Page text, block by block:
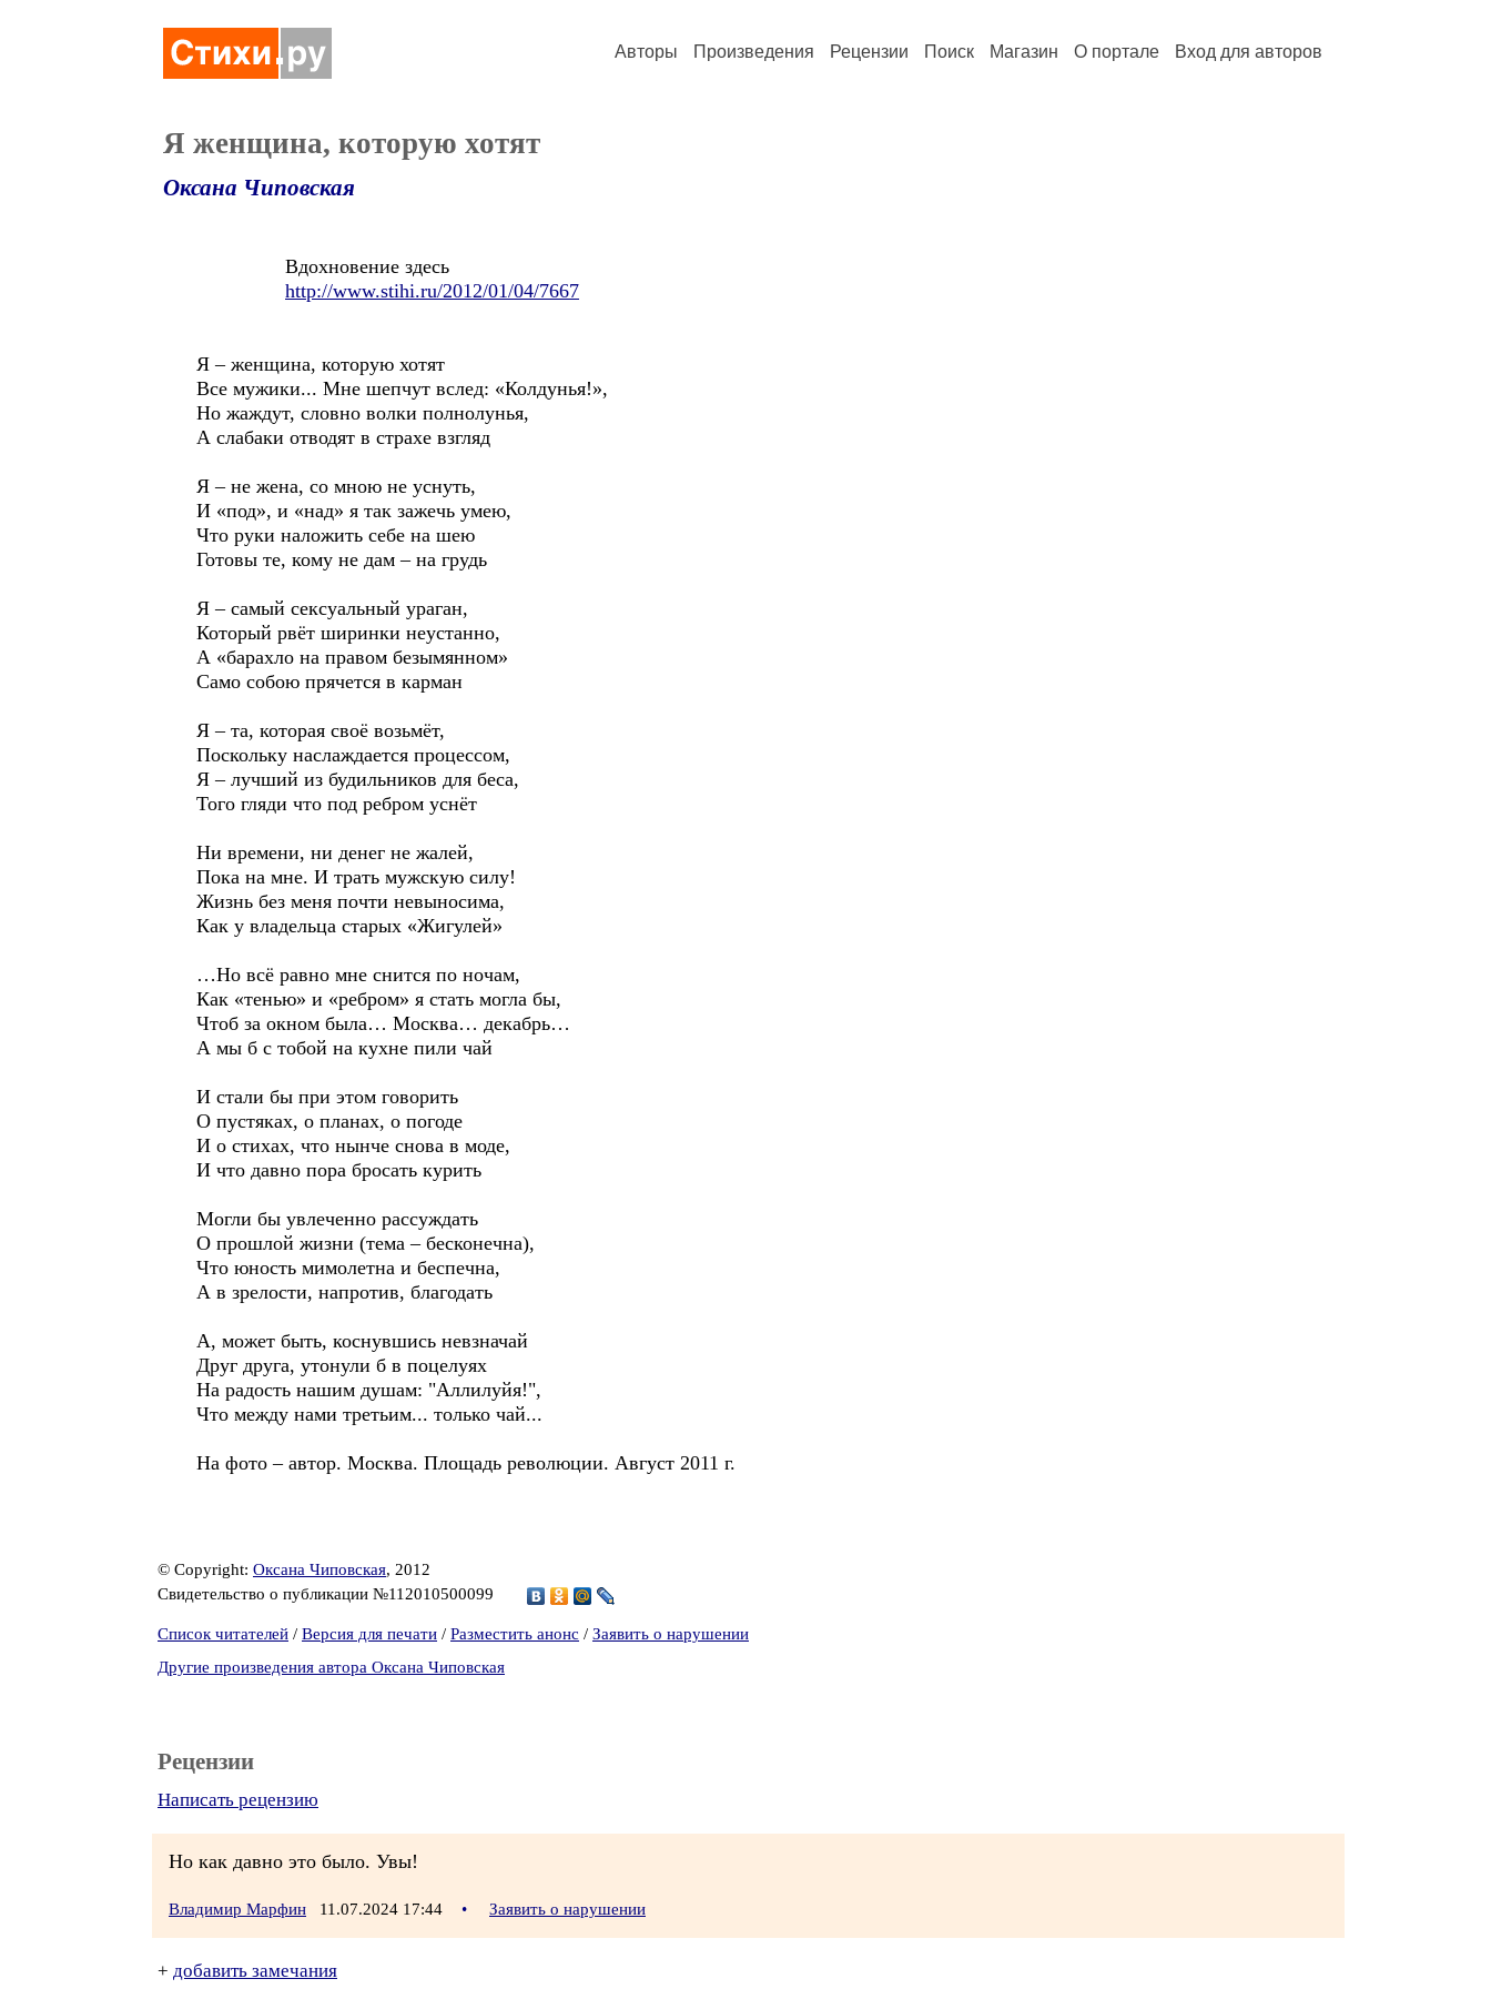
Авторы Произведения Рецензии Поиск Магазин О портале Вход для авторов
Я женщина, которую хотят
Оксана Чиповская
Вдохновение здесь
http://www.stihi.ru/2012/01/04/7667
Я – женщина, которую хотят
Все мужики... Мне шепчут вслед: «Колдунья!»,
Но жаждут, словно волки полнолунья,
А слабаки отводят в страхе взгляд
Я – не жена, со мною не уснуть,
И «под», и «над» я так зажечь умею,
Что руки наложить себе на шею
Готовы те, кому не дам – на грудь
Я – самый сексуальный ураган,
Который рвёт ширинки неустанно,
А «барахло на правом безымянном»
Само собою прячется в карман
Я – та, которая своё возьмёт,
Поскольку наслаждается процессом,
Я – лучший из будильников для беса,
Того гляди что под ребром уснёт
Ни времени, ни денег не жалей,
Пока на мне. И трать мужскую силу!
Жизнь без меня почти невыносима,
Как у владельца старых «Жигулей»
…Но всё равно мне снится по ночам,
Как «тенью» и «ребром» я стать могла бы,
Чтоб за окном была… Москва… декабрь…
А мы б с тобой на кухне пили чай
И стали бы при этом говорить
О пустяках, о планах, о погоде
И о стихах, что нынче снова в моде,
И что давно пора бросать курить
Могли бы увлеченно рассуждать
О прошлой жизни (тема – бесконечна),
Что юность мимолетна и беспечна,
А в зрелости, напротив, благодать
А, может быть, коснувшись невзначай
Друг друга, утонули б в поцелуях
На радость нашим душам: "Аллилуйя!",
Что между нами третьим... только чай...
На фото – автор. Москва. Площадь революции. Август 2011 г.
© Copyright: Оксана Чиповская, 2012
Свидетельство о публикации №112010500099
Список читателей / Версия для печати / Разместить анонс / Заявить о нарушении
Другие произведения автора Оксана Чиповская
Рецензии
Написать рецензию
Но как давно это было. Увы!
Владимир Марфин 11.07.2024 17:44 • Заявить о нарушении
+ добавить замечания